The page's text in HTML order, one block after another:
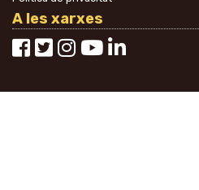
A les xarxes